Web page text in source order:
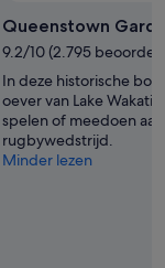
Queenstown
9.2/10 (2.795
In deze historische
oever van Lake
spelen of meedoen
rugbywedstrijd.
Minder lezen